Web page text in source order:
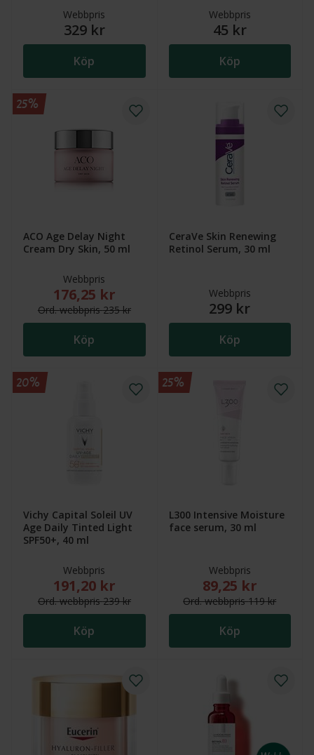
Webbpris
329 kr
Köp
Webbpris
45 kr
Köp
ACO Age Delay Night
Cream Dry Skin, 50 ml
Webbpris
Nytt reducerat pris: 176,25 kr. Ordinarie webbpris
176,25 kr
Ord.webbpris235 kr
Köp
25%
CeraVe Skin Renewing
Retinol Serum, 30 ml
Webbpris
299 kr
Köp
Vichy Capital Soleil UV
Age Daily Tinted Light
SPF50+, 40 ml
Webbpris
Nytt reducerat pris: 191,20 kr. Ordinarie webbpris
191,20 kr
Ord.webbpris239 kr
Köp
20%
L300 Intensive Moisture
face serum, 30 ml
Webbpris
Nytt reducerat
89,25 kr
Ord.webbpris119 kr
Köp
25%